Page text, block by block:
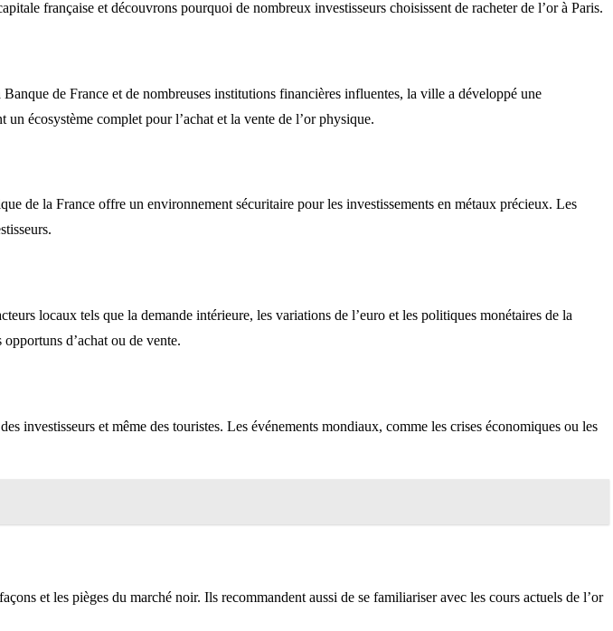
française et découvrons pourquoi de nombreux investisseurs choisissent de racheter de l’or à Paris.
de France et de nombreuses institutions financières influentes, la ville a développé une
écosystème complet pour l’achat et la vente de l’or physique.
de la France offre un environnement sécuritaire pour les investissements en métaux précieux. Les
locaux tels que la demande intérieure, les variations de l’euro et les politiques monétaires de la
d’achat ou de vente.
investisseurs et même des touristes. Les événements mondiaux, comme les crises économiques ou les
et les pièges du marché noir. Ils recommandent aussi de se familiariser avec les cours actuels de l’or